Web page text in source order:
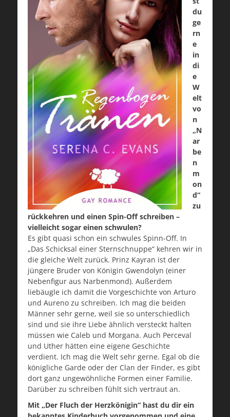
du
ge
rn
e
in
di
e
W
elt
vo
n
„N
ar
be
n
m
on
d“
zu
rückkehren und einen Spin-Off schreiben –
vielleicht sogar einen schwulen?
Es gibt quasi schon ein schwules Spinn-Off. In
„Das Schicksal einer Sternschnuppe“ kehren wir in
die gleiche Welt zurück. Prinz Kayran ist der
jüngere Bruder von Königin Gwendolyn (einer
Nebenfigur aus Narbenmond). Außerdem
liebäugle ich damit die Vorgeschichte von Arturo
und Aureno zu schreiben. Ich mag die beiden
Männer sehr gerne, weil sie so unterschiedlich
sind und sie ihre Liebe ähnlich versteckt halten
müssen wie Caleb und Morgana. Auch Perceval
und Uther hätten eine eigene Geschichte
verdient. Ich mag die Welt sehr gerne. Egal ob die
königliche Garde oder der Clan der Finder, es gibt
dort ganz ungewöhnliche Formen einer Familie.
Darüber zu schreiben fühlt sich vertraut an.
Mit „Der Fluch der Herzkönigin“ hast du dir ein